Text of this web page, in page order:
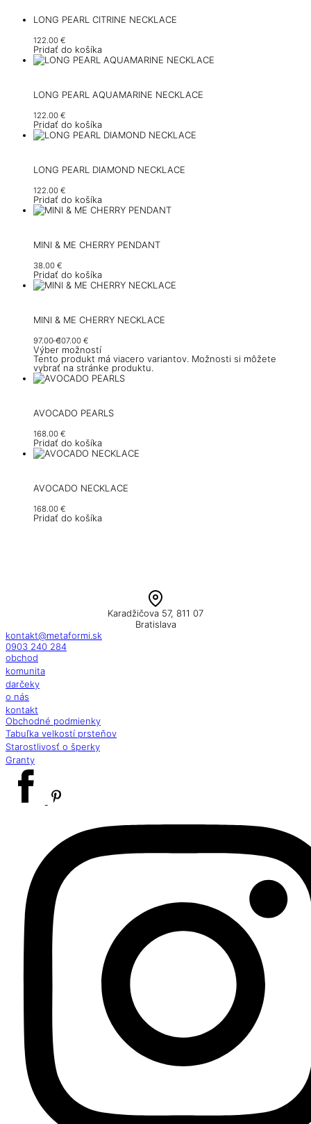
LONG PEARL CITRINE NECKLACE
122.00 €
Pridať do košíka
LONG PEARL AQUAMARINE NECKLACE
122.00 €
Pridať do košíka
LONG PEARL DIAMOND NECKLACE
122.00 €
Pridať do košíka
MINI & ME CHERRY PENDANT
38.00 €
Pridať do košíka
MINI & ME CHERRY NECKLACE
97.00€107.00 €
Výber možností
Tento produkt má viacero variantov. Možnosti si môžete
vybrať na stránke produktu.
AVOCADO PEARLS
168.00 €
Pridať do košíka
AVOCADO NECKLACE
168.00 €
Pridať do košíka
Karadžičova 57, 811 07
Bratislava
kontakt@metaformi.sk
0903 240 284
obchod
komunita
darčeky
o nás
kontakt
Obchodné podmienky
Tabuľka velkostí prsteňov
Starostlivosť o šperky
Granty